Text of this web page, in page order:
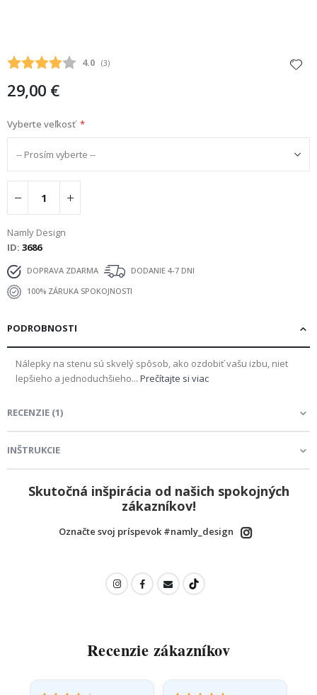
Priemerne hodnotenie:
4.0 (hlasy:
3)
29,00 €
Vyberte veľkosť
Namly Design
ID 3686
DOPRAVA ZDARMA
DODANIE 4-7 DNI
100% ZÁRUKA SPOKOJNOSTI
PODROBNOSTI
Nálepky na stenu sú skvelý spôsob, ako ozdobiť vašu izbu, niet
lepšieho a jednoduchšieho... Prečítajte si viac
RECENZIE (1)
INŠTRUKCIE
Skutočná inšpirácia od našich spokojných
zákazníkov!
Označte svoj príspevok #namly_design
Recenzie zákazníkov